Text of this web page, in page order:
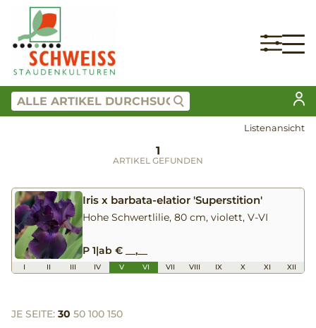
Listenansicht
1
ARTIKEL GEFUNDEN
Iris x barbata-elatior 'Superstition'
Hohe Schwertlilie, 80 cm, violett, V-VI
P 1|ab € __,__
I II III IV V VI VII VIII IX X XI XII
JE SEITE: 30 50 100 150